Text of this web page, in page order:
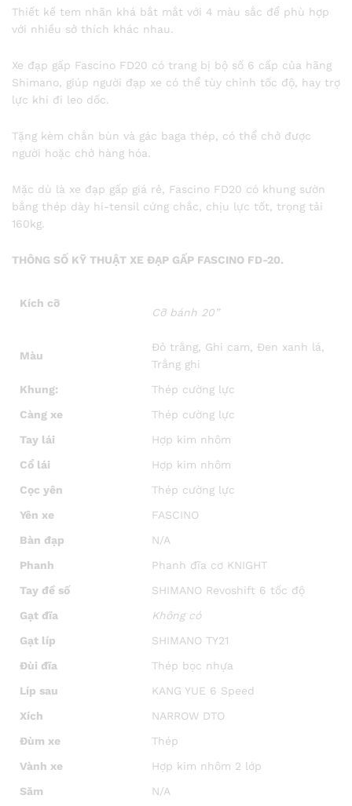
Thiết kế tem nhãn khá bắt mắt với 4 màu sắc để phù hợp
với nhiều sở thích khác nhau.
Xe đạp gấp Fascino FD20 có trang bị bộ số 6 cấp của hãng
Shimano, giúp người đạp xe có thể tùy chỉnh tốc độ, hay trợ
lực khi đi leo dốc.
Tặng kèm chắn bùn và gác baga thép, có thể chở được
người hoặc chở hàng hóa.
Mặc dù là xe đạp gấp giá rẻ, Fascino FD20 có khung sườn
bằng thép dày hi-tensil cứng chắc, chịu lực tốt, trọng tải
160kg.
THÔNG SỐ KỸ THUẬT XE ĐẠP GẤP FASCINO FD-20.
Kích cỡ
Cỡ bánh 20”
Màu
Đỏ trắng, Ghi cam, Đen xanh lá,
Trắng ghi
Khung:
Thép cường lực
Càng xe
Thép cường lực
Tay lái
Hợp kim nhôm
Cổ lái
Hợp kim nhôm
Cọc yên
Thép cường lực
Yên xe
FASCINO
Bàn đạp
N/A
Phanh
Phanh đĩa cơ KNIGHT
Tay đề số
SHIMANO Revoshift 6 tốc độ
Gạt đĩa
Không có
Gạt líp
SHIMANO TY21
Đùi đĩa
Thép bọc nhựa
Líp sau
KANG YUE 6 Speed
Xích
NARROW DTO
Đùm xe
Thép
Vành xe
Hợp kim nhôm 2 lớp
Săm
N/A